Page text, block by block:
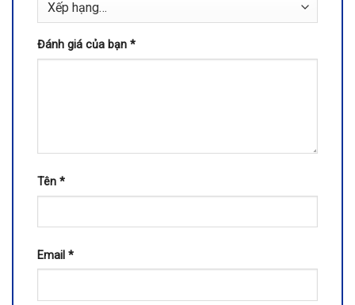
Đánh giá của bạn *
Tên *
Email *